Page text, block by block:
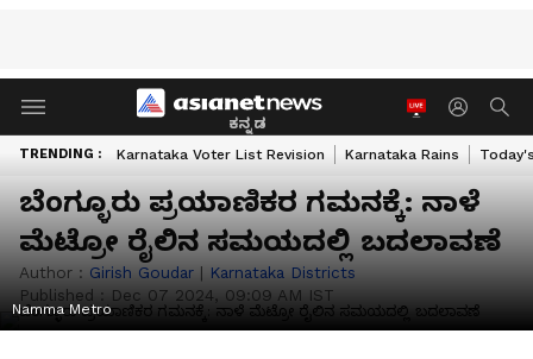
ಕನ್ನಡ
TRENDING : Karnataka Voter List Revision Karnataka Rains
ಬೆಂಗ್ಳೂರು ಪ್ರಯಾಣಿಕರ ಗಮನಕ್ಕೆ: ನಾಳೆ
ಮೆಟ್ರೋ ರೈಲಿನ ಸಮಯದಲ್ಲಿ ಬದಲಾವಣೆ
Author : Girish Goudar | Karnataka Districts
Published : Dec 07 2024, 09:09 AM IST
Namma Metro